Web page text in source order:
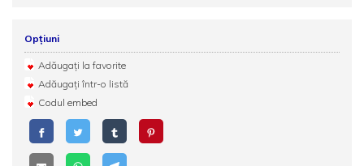
Opțiuni
Adăugați la favorite
Adăugați într-o listă
Codul embed